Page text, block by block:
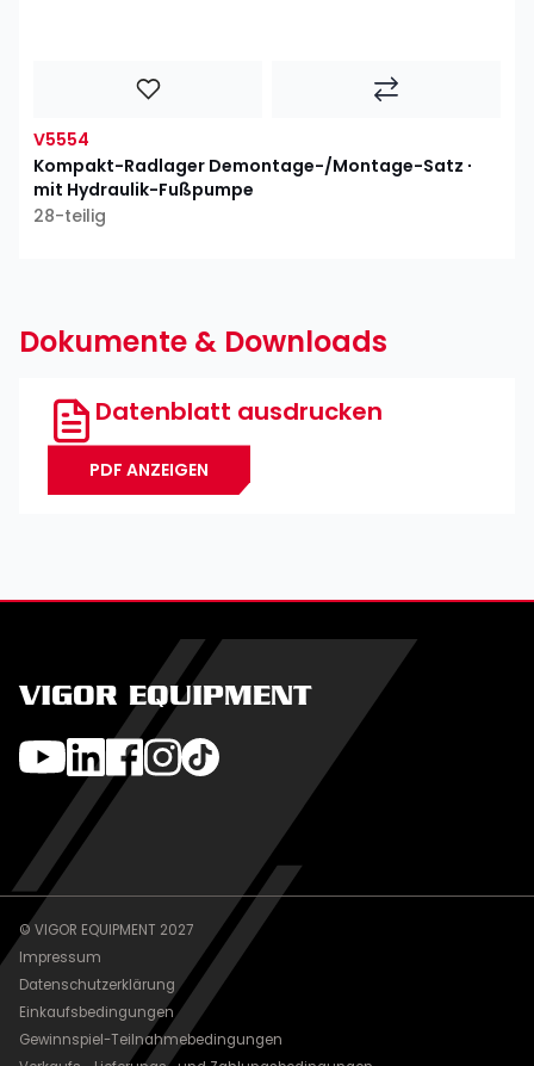
V5554
Kompakt-Radlager Demontage-/Montage-Satz ∙
mit Hydraulik-Fußpumpe
28-teilig
Dokumente & Downloads
Datenblatt ausdrucken
PDF ANZEIGEN
VIGOR EQUIPMENT
© VIGOR EQUIPMENT 2027
Impressum
Datenschutzerklärung
Einkaufsbedingungen
Gewinnspiel-Teilnahmebedingungen